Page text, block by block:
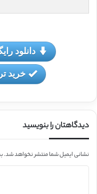
دانلود
خرید
دیدگاهتان را بنویسید
نشانی ایمیل شما منتشر نخواهد شد.